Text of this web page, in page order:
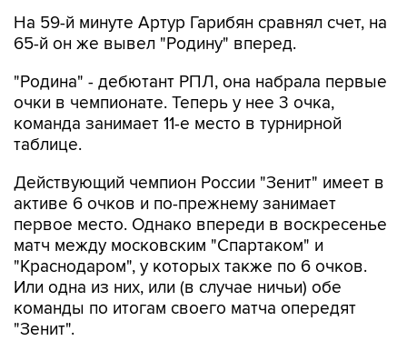
На 59-й минуте Артур Гарибян сравнял счет, на
65-й он же вывел "Родину" вперед.
"Родина" - дебютант РПЛ, она набрала первые
очки в чемпионате. Теперь у нее 3 очка,
команда занимает 11-е место в турнирной
таблице.
Действующий чемпион России "Зенит" имеет в
активе 6 очков и по-прежнему занимает
первое место. Однако впереди в воскресенье
матч между московским "Спартаком" и
"Краснодаром", у которых также по 6 очков.
Или одна из них, или (в случае ничьи) обе
команды по итогам своего матча опередят
"Зенит".